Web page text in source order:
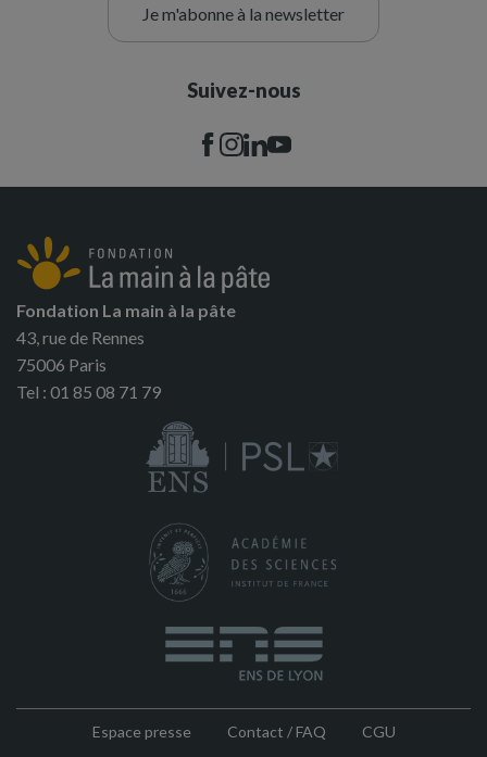
Je m'abonne à la newsletter
Suivez-nous
Fondation La main à la pâte
43, rue de Rennes
75006 Paris
Tel : 01 85 08 71 79
Espace presse Contact / FAQ
CGU